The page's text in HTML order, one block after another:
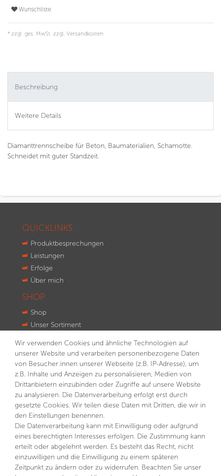
Wunschliste
* zzgl. ges. MwSt. zzgl. Versandkosten
Beschreibung
Weitere Details
Diamanttrennscheibe für Beton, Baumaterialien, Schamotte.
Schneidet mit guter Standzeit.
QUICKLINKS
Produktbesprechungen
Leistungen
Erfolge
Über mich
SHOP
Shop
Unser Sortiment
Kontakt
NEWSLETTER
VORNAME NACHNAME
Hiermit bestätige ich, dass ich dieDaten­schutz­erklärung
gelesen habe. Meine Einwilligung kann ich jederzeit
widerrufen.**
Wir verwenden Cookies und ähnliche Technologien auf
unserer Website und verarbeiten personenbezogene Daten
von Besucher:innen unserer Webseite (z.B. IP-Adresse), um
z.B. Inhalte und Anzeigen zu personalisieren, Medien von
Drittanbietern einzubinden oder Zugriffe auf unsere Website
zu analysieren. Die Datenverarbeitung erfolgt erst durch
gesetzte Cookies. Wir teilen diese Daten mit Dritten, die wir in
den Einstellungen benennen.
Die Datenverarbeitung kann mit Einwilligung oder aufgrund
eines berechtigten Interesses erfolgen. Die Zustimmung kann
erteilt oder abgelehnt werden. Es besteht das Recht, nicht
einzuwilligen und die Einwilligung zu einem späteren
Zeitpunkt zu ändern oder zu widerrufen. Beachten Sie unser